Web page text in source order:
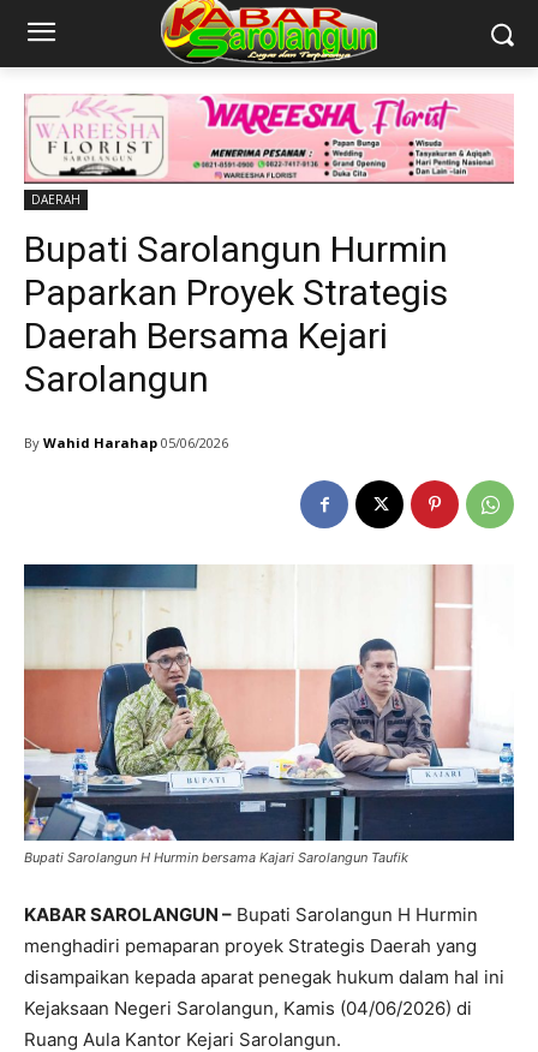
DAERAH
Bupati Sarolangun Hurmin
Paparkan Proyek Strategis
Daerah Bersama Kejari
Sarolangun
By Wahid Harahap 05/06/2026
Bupati Sarolangun H Hurmin bersama Kajari Sarolangun Taufik
KABAR SAROLANGUN – Bupati Sarolangun H Hurmin
menghadiri pemaparan proyek Strategis Daerah yang
disampaikan kepada aparat penegak hukum dalam hal ini
Kejaksaan Negeri Sarolangun, Kamis (04/06/2026) di
Ruang Aula Kantor Kejari Sarolangun.